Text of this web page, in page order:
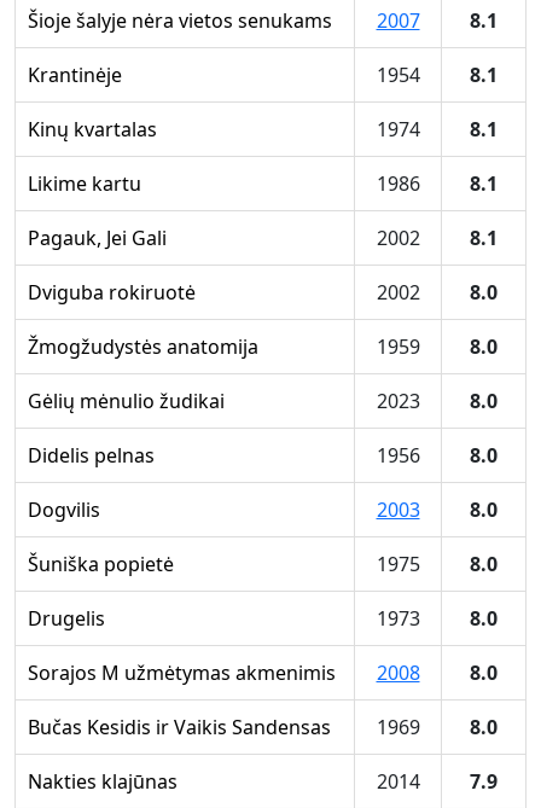
Šioje šalyje nėra vietos senukams 2007 8.1
Krantinėje 1954 8.1
Kinų kvartalas 1974 8.1
Likime kartu 1986 8.1
Pagauk, Jei Gali 2002 8.1
Dviguba rokiruotė 2002 8.0
Žmogžudystės anatomija 1959 8.0
Gėlių mėnulio žudikai 2023 8.0
Didelis pelnas 1956 8.0
Dogvilis 2003 8.0
Šuniška popietė 1975 8.0
Drugelis 1973 8.0
Sorajos M užmėtymas akmenimis 2008 8.0
Bučas Kesidis ir Vaikis Sandensas 1969 8.0
Nakties klajūnas 2014 7.9